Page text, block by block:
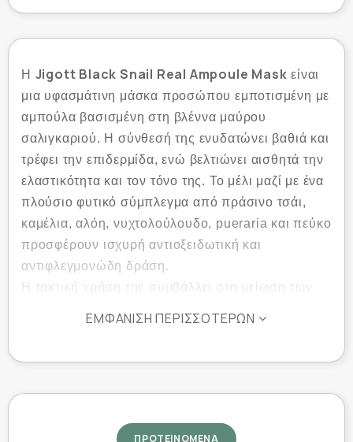
Η Jigott Black Snail Real Ampoule Mask είναι
μια υφασμάτινη μάσκα προσώπου εμποτισμένη με
αμπούλα βασισμένη στη βλέννα μαύρου
σαλιγκαριού. Η σύνθεσή της ενυδατώνει βαθιά και
τρέφει την επιδερμίδα, ενώ βελτιώνει αισθητά την
ελαστικότητα και τον τόνο της. Το μέλι μαζί με ένα
πλούσιο φυτικό σύμπλεγμα από πράσινο τσάι,
καμέλια, αλόη, νυχτολούλουδο, pueraria και πεύκο
προσφέρουν ισχυρή αντιοξειδωτική και
αντιφλεγμονώδη δράση.
Η τακτική χρήση της συμβάλλει στη μείωση των
Αποτελεί έναν εύκολο και αποτελεσματικό τρόπο
παράλληλα τη φυσική της άμυνα.
ΕΜΦΆΝΙΣΗ ΠΕΡΙΣΣΌΤΕΡΩΝ
ΠΡΟΤΕΙΝΟΜΕΝΑ